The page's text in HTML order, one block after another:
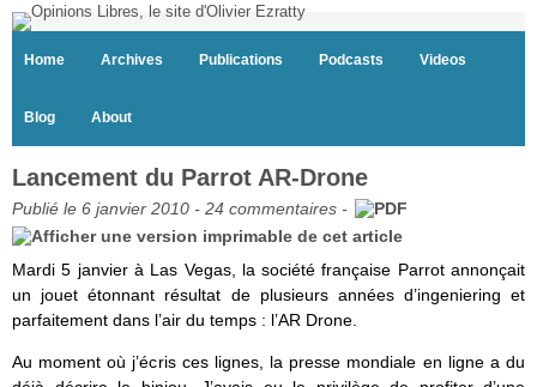
Home Archives Publications Podcasts Videos
Blog About
Lancement du Parrot AR-Drone
Publié le 6 janvier 2010 - 24 commentaires -
Mardi 5 janvier à Las Vegas, la société française Parrot annonçait
un jouet étonnant résultat de plusieurs années d’ingeniering et
parfaitement dans l’air du temps : l’AR Drone.
Au moment où j’écris ces lignes, la presse mondiale en ligne a du